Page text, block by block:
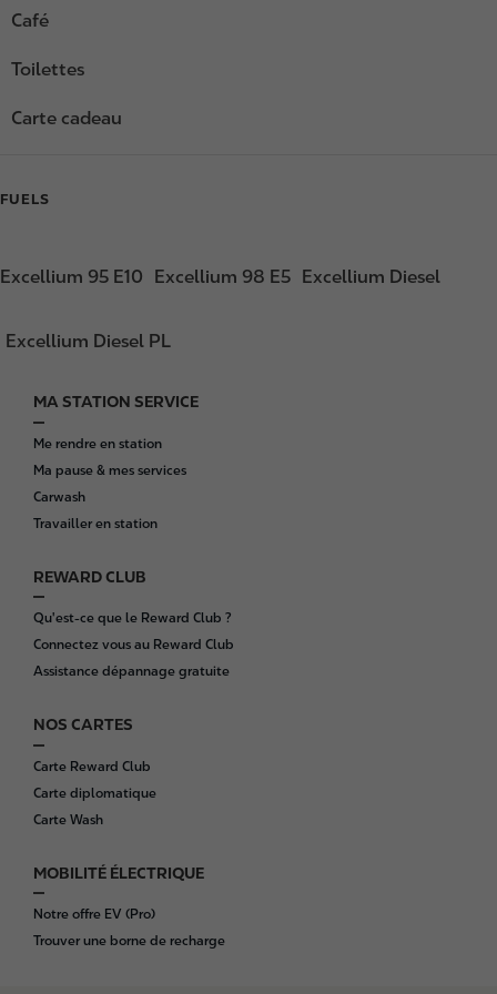
Café
Toilettes
Carte cadeau
FUELS
Excellium 95 E10 Excellium 98 E5 Excellium Diesel
Excellium Diesel PL
F
o
o
t
e
MA STATION SERVICE
Me rendre en station
Ma pause & mes services
Carwash
Travailler en station
REWARD CLUB
Qu'est-ce que le Reward Club ?
Connectez vous au Reward Club
Assistance dépannage gratuite
NOS CARTES
Carte Reward Club
Carte diplomatique
Carte Wash
MOBILITÉ ÉLECTRIQUE
Notre offre EV (Pro)
Trouver une borne de recharge